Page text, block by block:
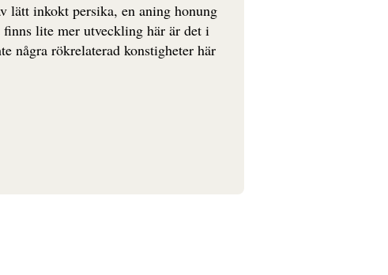
lätt inkokt persika, en aning honung
lite mer utveckling här är det i
några rökrelaterad konstigheter här